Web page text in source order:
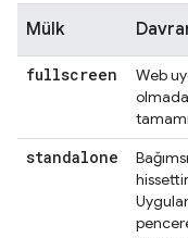
Mülk
fullscreen
Web
standalone